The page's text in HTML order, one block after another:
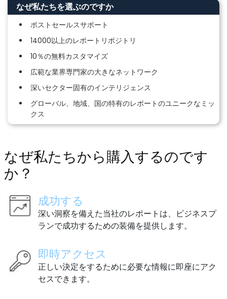
なぜ私たちを選ぶのですか
ポストセールスサポート
14000以上のレポートリポジトリ
10％の無料カスタマイズ
広範な業界専門家の大きなネットワーク
深いセクター固有のインテリジェンス
グローバル、地域、国の特有のレポートのユニークなミッ
クス
なぜ私たちから購入するのです
か？
成功する
深い洞察を備えた当社のレポートは、ビジネスプ
ランで成功するための装備を提供します。
即時アクセス
正しい決定をするために必要な情報に即座にアク
セスできます。